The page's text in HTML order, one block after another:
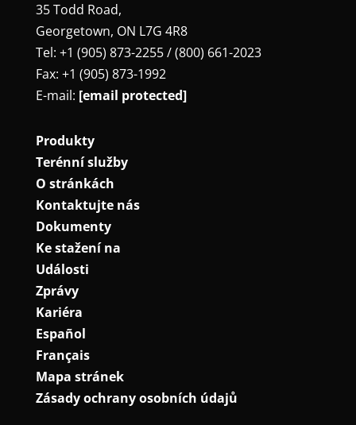
35 Todd Road,
Georgetown, ON L7G 4R8
Tel: +1 (905) 873-2255 / (800) 661-2023
Fax: +1 (905) 873-1992
E-mail: [email protected]
Produkty
Terénní služby
O stránkách
Kontaktujte nás
Dokumenty
Ke stažení na
Události
Zprávy
Kariéra
Español
Français
Mapa stránek
Zásady ochrany osobních údajů